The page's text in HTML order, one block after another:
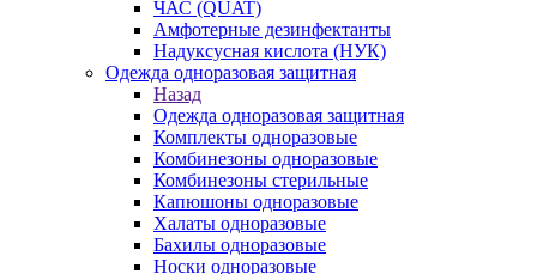
ЧАС (QUAT)
Амфотерные дезинфектанты
Надуксусная кислота (НУК)
Одежда одноразовая защитная
Назад
Одежда одноразовая защитная
Комплекты одноразовые
Комбинезоны одноразовые
Комбинезоны стерильные
Капюшоны одноразовые
Халаты одноразовые
Бахилы одноразовые
Носки одноразовые